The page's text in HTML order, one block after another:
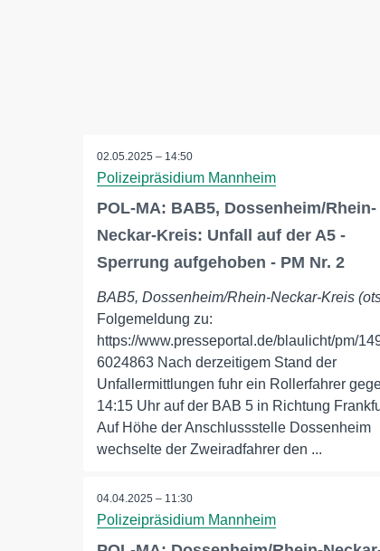
02.05.2025 – 14:50
Polizeipräsidium Mannheim
POL-MA: BAB5, Dossenheim/Rhein-
Neckar-Kreis: Unfall auf der A5 -
Sperrung aufgehoben - PM Nr. 2
BAB5, Dossenheim/Rhein-Neckar-Kreis
Folgemeldung zu:
https://www.presseportal.de/blaulicht/pm/
6024863 Nach derzeitigem Stand der
Unfallermittlungen fuhr ein Rollerfahrer
14:15 Uhr auf der BAB 5 in Richtung
Auf Höhe der Anschlussstelle Dossenheim
wechselte der Zweiradfahrer den ...
04.04.2025 – 11:30
Polizeipräsidium Mannheim